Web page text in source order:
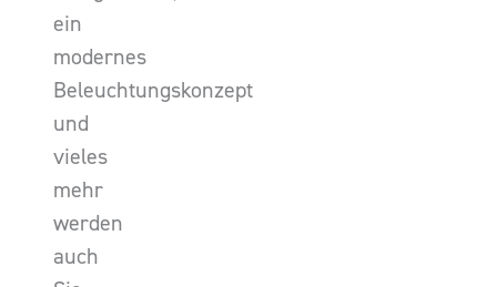
ein
modernes
Beleuchtungskonzept
und
vieles
mehr
werden
auch